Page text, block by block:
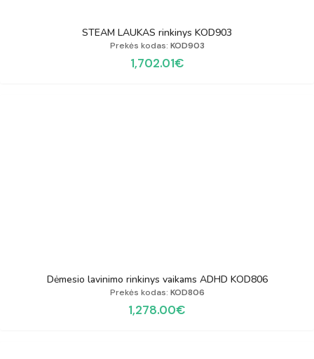
STEAM LAUKAS rinkinys KOD903
Prekės kodas: KOD903
1,702.01€
Dėmesio lavinimo rinkinys vaikams ADHD KOD806
Prekės kodas: KOD806
1,278.00€